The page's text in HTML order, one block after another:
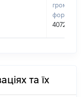
40720198
та їх